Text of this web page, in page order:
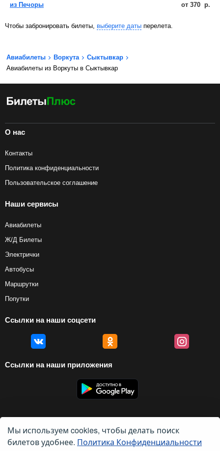
из Печоры от 370 р.
Чтобы забронировать билеты, выберите даты перелета.
Авиабилеты Воркута
Сыктывкар
Авиабилеты из Воркуты в Сыктывкар
О нас
Контакты
Политика конфиденциальности
Пользовательское соглашение
Наши сервисы
Авиабилеты
Ж/Д Билеты
Электрички
Автобусы
Маршрутки
Попутки
Ссылки на наши соцсети
Ссылки на наши приложения
© 2012 — 2026, Biletyplus, ООО «Инновэйтив Трэвел Текнолоджиз». Все
права защищены. Использование этого сайта означает принятие правил
пользовательского соглашенияиполитики конфиденциальности.
Мы используем cookies, чтобы делать поиск
билетов удобнее. Политика Конфиденциальности